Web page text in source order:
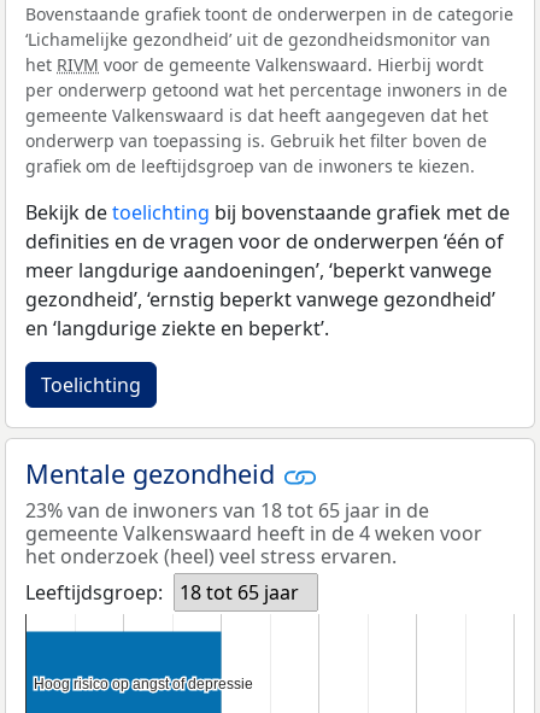
Bovenstaande grafiek toont de onderwerpen in de categorie
‘Lichamelijke gezondheid’ uit de gezondheidsmonitor van
het RIVM voor de gemeente Valkenswaard. Hierbij wordt
per onderwerp getoond wat het percentage inwoners in de
gemeente Valkenswaard is dat heeft aangegeven dat het
onderwerp van toepassing is. Gebruik het filter boven de
grafiek om de leeftijdsgroep van de inwoners te kiezen.
Bekijk detoelichting bij bovenstaande grafiek met de
definities en de vragen voor de onderwerpen ‘één of
meer langdurige aandoeningen’, ‘beperkt vanwege
gezondheid’, ‘ernstig beperkt vanwege gezondheid’
en ‘langdurige ziekte en beperkt’.
Toelichting
Mentale gezondheid
23% van de inwoners van 18 tot 65 jaar in de
gemeente Valkenswaard heeft in de 4 weken voor
het onderzoek (heel) veel stress ervaren.
Leeftijdsgroep:
18 tot 65 jaar
Hoog risico op angst of depressie
Hoog risico op angst of depressie